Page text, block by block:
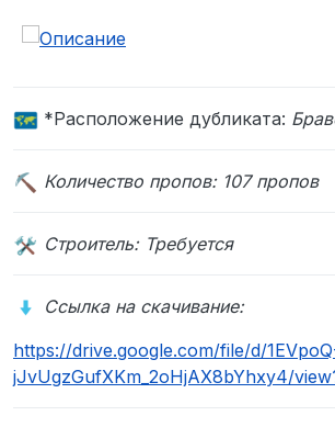
*Расположение дубликата:
Количество пропов: 107 пропов
Строитель: Требуется
Ссылка на скачивание:
https://drive.google.com/file/d/
jJvUgzGufXKm_2oHjAX8bYhxy4/